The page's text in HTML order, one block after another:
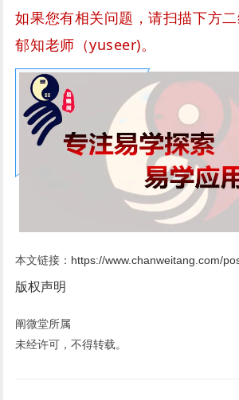
如果您有相关问题，请扫描下方
郁知老师（yuseer)。
本文链接： https://www.chanweitang.com/
版权声明
阐微堂所属
未经许可，不得转载。